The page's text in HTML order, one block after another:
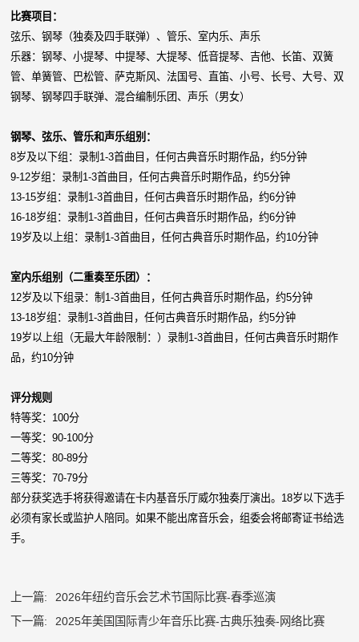
比赛项目：
弦乐、钢琴（独奏及四手联弹）、管乐、室内乐、声乐
乐器：钢琴、小提琴、中提琴、大提琴、低音提琴、吉他、长笛、双簧
管、单簧管、巴松管、萨克斯风、法国号、直笛、小号、长号、大号、双
钢琴、钢琴四手联弹、混合编制乐团、声乐（男女）
钢琴、弦乐、管乐和声乐组别：
8岁及以下组：录制1-3首曲目，任何古典音乐时期作品，约5分钟
9-12岁组：录制1-3首曲目，任何古典音乐时期作品，约5分钟
13-15岁组：录制1-3首曲目，任何古典音乐时期作品，约6分钟
16-18岁组：录制1-3首曲目，任何古典音乐时期作品，约6分钟
19岁及以上组：录制1-3首曲目，任何古典音乐时期作品，约10分钟
室内乐组别（二重奏至乐团）：
12岁及以下组录：制1-3首曲目，任何古典音乐时期作品，约5分钟
13-18岁组：录制1-3首曲目，任何古典音乐时期作品，约5分钟
19岁以上组（无最大年龄限制：）录制1-3首曲目，任何古典音乐时期作
品，约10分钟
评分规则
特等奖：100分
一等奖：90-100分
二等奖：80-89分
三等奖：70-79分
部分获奖选手将获得邀请在卡内基音乐厅威尔独奏厅演出。18岁以下选手
必须有家长或监护人陪同。如果不能出席音乐会，组委会将邮寄证书给选
手。
上一篇:
2026年纽约音乐会艺术节国际比赛-春季巡演
下一篇:
2025年美国国际青少年音乐比赛-古典乐独奏-网络比赛